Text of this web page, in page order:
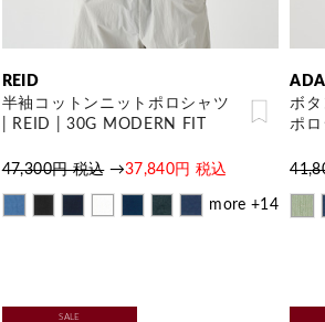
REID
半袖コットンニットポロシャツ
| REID | 30G MODERN FIT
47,300円 税込→37,840円 税込
more +14
ボタ
ポ
SALE